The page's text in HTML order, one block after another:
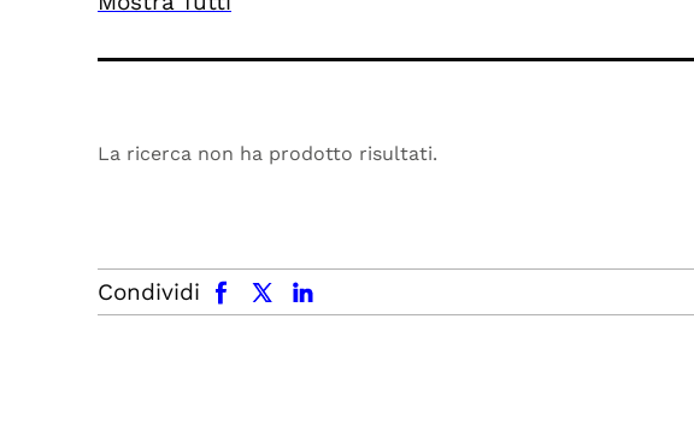
La ricerca non ha prodotto risultati.
Condividi
facebook x.com linkedin